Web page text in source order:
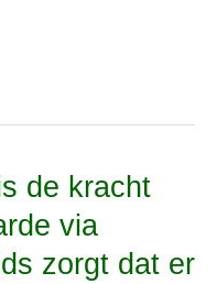
de kracht
via
zorgt dat er